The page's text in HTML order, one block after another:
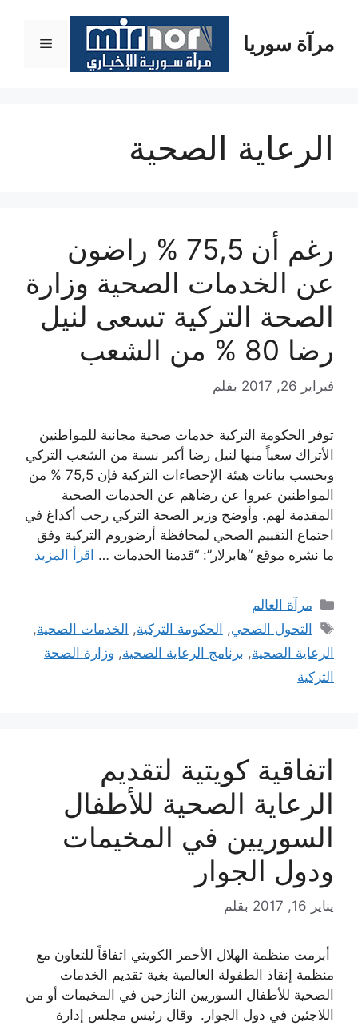
المحتوىمرآة سوريا القائمة
الرعاية الصحية
رغم أن 75,5 % راضون
عن الخدمات الصحية وزارة
الصحة التركية تسعى لنيل
رضا 80 % من الشعب
فبراير 26, 2017 بقلم
توفر الحكومة التركية خدمات صحية مجانية للمواطنين
الأتراك سعياً منها لنيل رضا أكبر نسبة من الشعب التركي
وبحسب بيانات هيئة الإحصاءات التركية فإن 75,5 % من
المواطنين عبروا عن رضاهم عن الخدمات الصحية
المقدمة لهم. وأوضح وزير الصحة التركي رجب أكداغ في
اجتماع التقييم الصحي لمحافظة أرضوروم التركية وفق
ما نشره موقع “هابرلار”: “قدمنا الخدمات … اقرأ المزيد
التصنيفات
مرآة العالم
الوسوم
التحول الصحي, الحكومة التركية, الخدمات الصحية,
الرعاية الصحية, برنامج الرعاية الصحية, وزارة الصحة
التركية
اتفاقية كويتية لتقديم
الرعاية الصحية للأطفال
السوريين في المخيمات
ودول الجوار
يناير 16, 2017 بقلم
أبرمت منظمة الهلال الأحمر الكويتي اتفاقاً للتعاون مع
منظمة إنقاذ الطفولة العالمية بغية تقديم الخدمات
الصحية للأطفال السوريين النازحين في المخيمات أو من
اللاجئين في دول الجوار. وقال رئيس مجلس إدارة